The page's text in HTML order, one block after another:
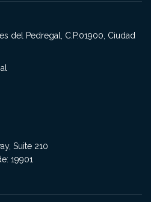
del Pedregal, C.P.01900, Ciudad
Suite 210
19901